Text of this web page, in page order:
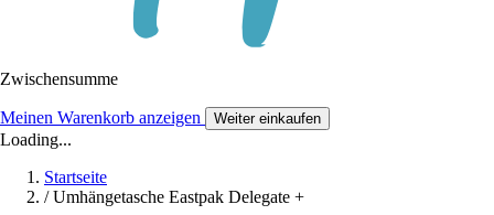
Zwischensumme
Meinen Warenkorb anzeigen Weiter einkaufen
Loading...
Startseite
/ Umhängetasche Eastpak Delegate +